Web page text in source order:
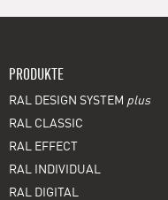
PRODUKTE
RAL DESIGN SYSTEM plus
RAL CLASSIC
RAL EFFECT
RAL INDIVIDUAL
RAL DIGITAL